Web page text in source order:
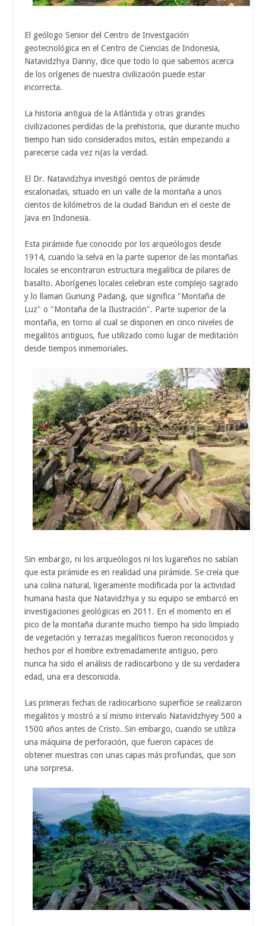
El geólogo Senior del Centro de Investgación
geotecnológica en el Centro de Ciencias de Indonesia,
Natavidzhya Danny, dice que todo lo que sabemos acerca
de los orígenes de nuestra civilización puede estar
incorrecta.
La historia antigua de la Atlántida y otras grandes
civilizaciones perdidas de la prehistoria, que durante mucho
tiempo han sido considerados mitos, están empezando a
parecerse cada vez n{as la verdad.
El Dr. Natavidzhya investigó cientos de pirámide
escalonadas, situado en un valle de la montaña a unos
cientos de kilómetros de la ciudad Bandun en el oeste de
Java en Indonesia.
Esta pirámide fue conocido por los arqueólogos desde
1914, cuando la selva en la parte superior de las montañas
locales se encontraron estructura megalítica de pilares de
basalto. Aborígenes locales celebran este complejo sagrado
y lo llaman Gunung Padang, que significa "Montaña de
Luz" o "Montaña de la Ilustración". Parte superior de la
montaña, en torno al cual se disponen en cinco niveles de
megalitos antiguos, fue utilizado como lugar de meditación
desde tiempos inmemoriales.
Sin embargo, ni los arqueólogos ni los lugareños no sabían
que esta pirámide es en realidad una pirámide. Se creía que
una colina natural, ligeramente modificada por la actividad
humana hasta que Natavidzhya y su equipo se embarcó en
investigaciones geológicas en 2011. En el momento en el
pico de la montaña durante mucho tiempo ha sido limpiado
de vegetación y terrazas megalíticos fueron reconocidos y
hechos por el hombre extremadamente antiguo, pero
nunca ha sido el análisis de radiocarbono y de su verdadera
edad, una era desconicida.
Las primeras fechas de radiocarbono superficie se realizaron
megalitos y mostró a sí mismo intervalo Natavidzhyey 500 a
1500 años antes de Cristo. Sin embargo, cuando se utiliza
una máquina de perforación, que fueron capaces de
obtener muestras con unas capas más profundas, que son
una sorpresa.